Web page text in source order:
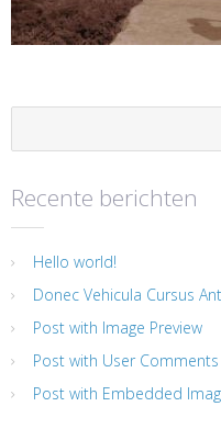
Recente berichten
Hello world!
Donec Vehicula Cursus
Post with Image Preview
Post with User Comments
Post with Embedded